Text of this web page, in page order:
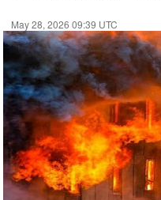
May 28, 2026 09:39 UTC